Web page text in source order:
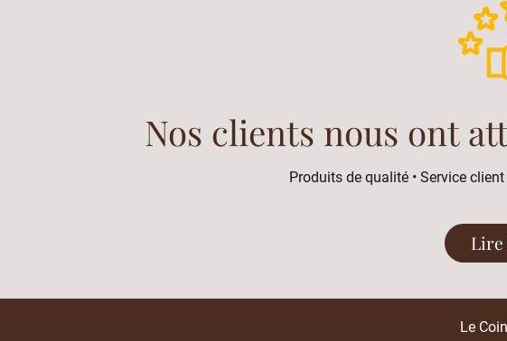
Nos clients nous ont
Produits de qualité • Service
Lire
Le